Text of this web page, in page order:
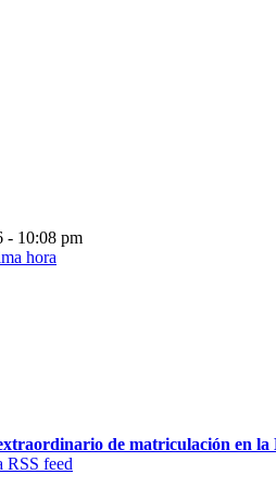
- 10:08 pm
de matriculación en la